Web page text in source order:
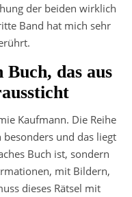
der beiden wirklich
Band hat mich sehr
das aus
Kaufmann. Die Reihe
und das liegt
Buch ist, sondern
mit Bildern,
dieses Rätsel mit